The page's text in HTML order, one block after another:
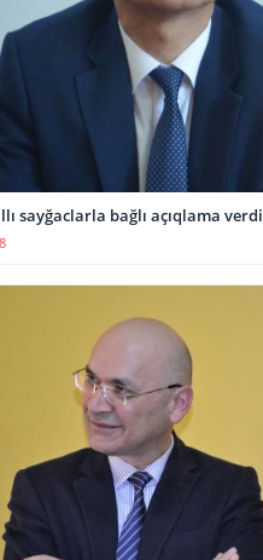
sayğaclarla bağlı açıqlama verdi